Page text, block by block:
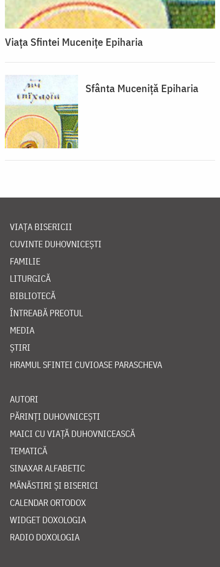
Viața Sfintei Mucenițe Epiharia
Sfânta Muceniță Epiharia
VIAȚA BISERICII
CUVINTE DUHOVNICEȘTI
FAMILIE
LITURGICĂ
BIBLIOTECĂ
ÎNTREABĂ PREOTUL
MEDIA
ȘTIRI
HRAMUL SFINTEI CUVIOASE PARASCHEVA
AUTORI
PĂRINȚI DUHOVNICEȘTI
MAICI CU VIAȚĂ DUHOVNICEASCĂ
TEMATICĂ
SINAXAR ALFABETIC
MĂNĂSTIRI ȘI BISERICI
CALENDAR ORTODOX
WIDGET DOXOLOGIA
RADIO DOXOLOGIA